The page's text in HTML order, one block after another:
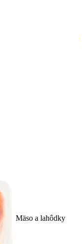
Mäso a lahôdky